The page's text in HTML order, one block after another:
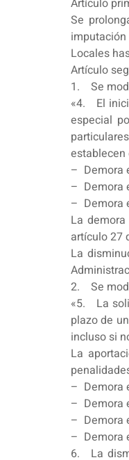
Se
Locales
Artículo
1. Se
«4. El
especial
establecen
– Demora
– Demora
– Demora
La
artículo 27
La
2. Se
«5. La
plazo de
incluso si
La
– Demora
– Demora
– Demora
– Demora
6. La